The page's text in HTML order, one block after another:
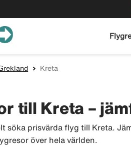
Kreta
till Kreta –
söka prisvärda flyg till Kreta.
över hela världen.